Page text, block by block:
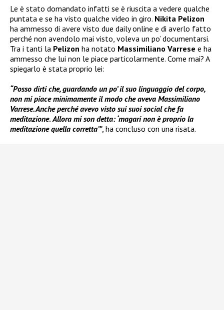
Le è stato domandato infatti se è riuscita a vedere qualche
puntata e se ha visto qualche video in giro. Nikita Pelizon
ha ammesso di avere visto due daily online e di averlo fatto
perché non avendolo mai visto, voleva un po’ documentarsi.
Tra i tanti la Pelizon ha notato Massimiliano Varrese e ha
ammesso che lui non le piace particolarmente. Come mai? A
spiegarlo è stata proprio lei:
“Posso dirti che, guardando un po’ il suo linguaggio del corpo,
non mi piace minimamente il modo che aveva Massimiliano
Varrese. Anche perché avevo visto sui suoi social che fa
meditazione. Allora mi son detta: ‘magari non è proprio la
meditazione quella corretta’”, ha concluso con una risata.